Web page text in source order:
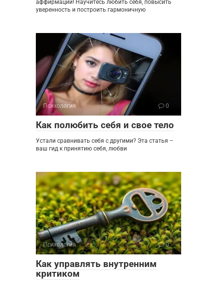
аффирмаций! Научитесь любить себя, повысить
уверенность и построить гармоничную
Психология 0
Как полюбить себя и свое тело
Устали сравнивать себя с другими? Эта статья –
ваш гид к принятию себя, любви
Психология 0
Как управлять внутренним
критиком